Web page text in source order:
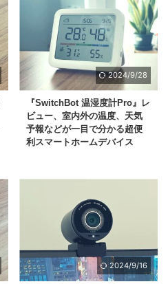
2024/9/28
『SwitchBot 温湿度計Pro』レ
ビュー、室内外の温度、天気
予報などが一目で分かる超便
利スマートホームデバイス
2024/9/16